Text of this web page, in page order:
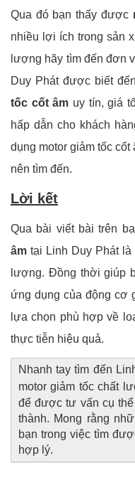
Qua đó bạn thấy được
nhiều lợi ích trong sản
lượng hãy tìm đến đơn
Duy Phát được biết
tốc cốt âm uy tín, giá
hấp dẫn cho khách
dụng motor giảm tốc cốt
nên tìm đến.
Lời kết
Qua bài viết bài trên
âm tại Linh Duy Phátlà
lượng. Đồng thời giúp
ứng dụng của động cơ
lựa chọn phù hợp về
thực tiễn hiệu quả.
Nhanh tay tìm đến
motor giảm tốc chất
để được tư vấn cụ
thành. Mong rằng
bạn trong việc tìm
hợp lý.